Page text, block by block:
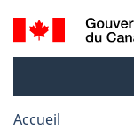
Recherche
et
Accueil